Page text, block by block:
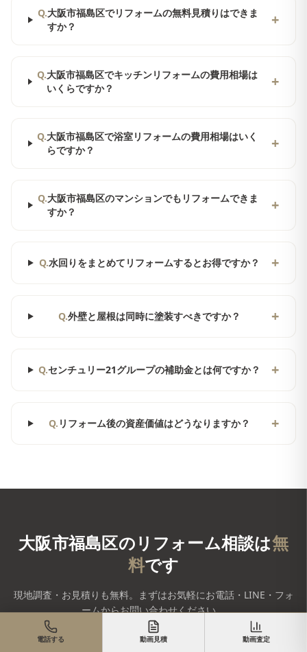
Q.大阪市福島区でリフォームの無料見積りはできま
すか？
+
Q.大阪市福島区でキッチンリフォームの費用相場は
いくらですか？
+
Q.大阪市福島区で浴室リフォームの費用相場はいく
らですか？
+
Q.大阪市福島区のマンションでもリフォームできま
すか？
+
Q.水回りをまとめてリフォームするとお得ですか？ +
Q.外壁と屋根は同時に塗装すべきですか？ +
Q.センチュリー21グループの補助金とは何ですか？ +
Q. リフォーム後の資産価値はどうなりますか？ +
大阪市福島区のリフォーム相談は無
料です
現地調査・お見積りも無料。まずはお気軽にお電話・LINE・フォ
ームからお問い合わせください。
電話する 動画見積 動画査定